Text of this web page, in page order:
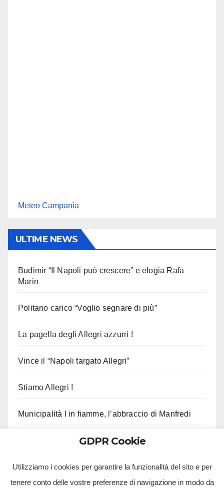
Meteo Campania
ULTIME NEWS
Budimir “Il Napoli può crescere” e elogia Rafa
Marin
Politano carico “Voglio segnare di più”
La pagella degli Allegri azzurri !
Vince il “Napoli targato Allegri”
Stiamo Allegri !
Municipalità I in fiamme, l’abbraccio di Manfredi
Gli aggiornamenti di Musumeci sui fondi per il
GDPR Cookie
Utilizziamo i cookies per garantire la funzionalità del sito e per
tenere conto delle vostre preferenze di navigazione in modo da